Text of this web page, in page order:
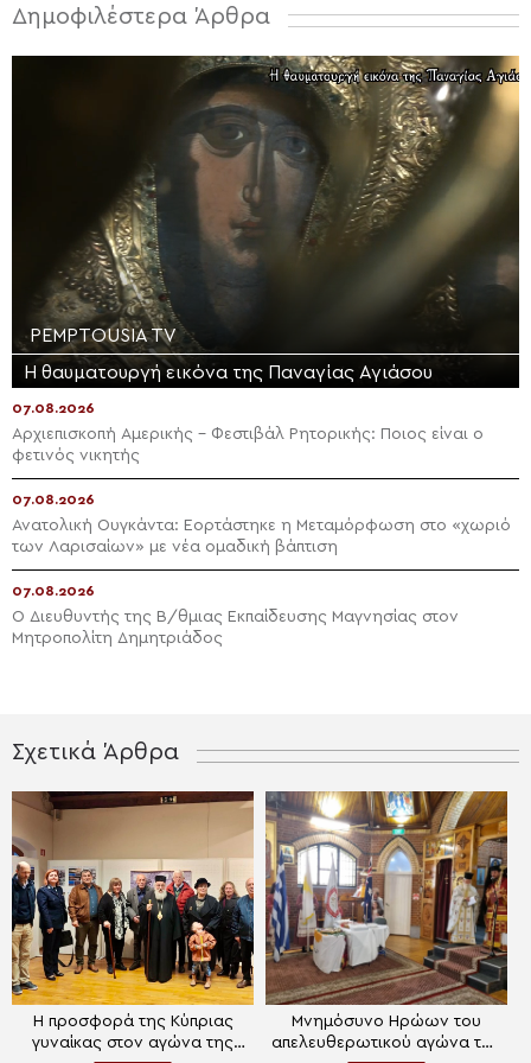
Δημοφιλέστερα Άρθρα
PEMPTOUSIA TV
Η θαυματουργή εικόνα της Παναγίας Αγιάσου
07.08.2026
Αρχιεπισκοπή Αμερικής – Φεστιβάλ Ρητορικής: Ποιος είναι ο
φετινός νικητής
07.08.2026
Ανατολική Ουγκάντα: Εορτάστηκε η Μεταμόρφωση στο «χωριό
των Λαρισαίων» με νέα ομαδική βάπτιση
07.08.2026
Ο Διευθυντής της Β/θμιας Εκπαίδευσης Μαγνησίας στον
Μητροπολίτη Δημητριάδος
Σχετικά Άρθρα
Η προσφορά της Κύπριας
γυναίκας στον αγώνα της
Μνημόσυνο Ηρώων του
απελευθερωτικού αγώνα της